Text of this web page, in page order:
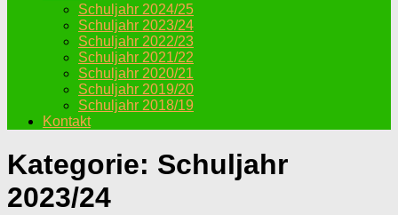
Schuljahr 2024/25
Schuljahr 2023/24
Schuljahr 2022/23
Schuljahr 2021/22
Schuljahr 2020/21
Schuljahr 2019/20
Schuljahr 2018/19
Kontakt
Kategorie: Schuljahr
2023/24